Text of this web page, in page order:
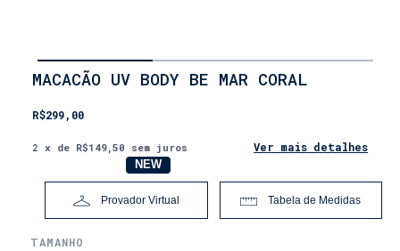
INÍCIO
•
•
DOS
MACACÃO UV BODY BE MAR CORAL
R$299,00
2 x de R$149,50 sem juros Ver mais detalhes
Provador Virtual
NOVO
NEW
Tabela de Medidas
TAMANHO